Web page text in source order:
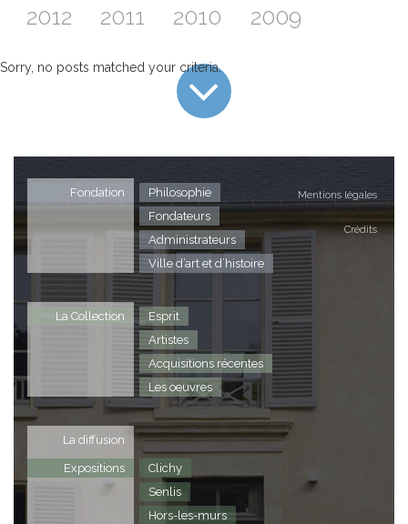
2012
2011 2010 2009
Sorry, no posts matched your criteria.
Mentions légales
Crédits
Fondation
Philosophie
Fondateurs
Administrateurs
Ville d’art et d’histoire
La Collection
Esprit
Artistes
Acquisitions récentes
Les oeuvres
La diffusion
Expositions
Clichy
Senlis
Hors-les-murs